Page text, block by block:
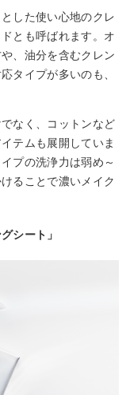
した使い心地のクレ
とも呼ばれます。オ
、油分を含むクレン
タイプが多いのも、
なく、コットンなど
テムも展開していま
プの洗浄力は弱め～
ることで濃いメイク
シート」